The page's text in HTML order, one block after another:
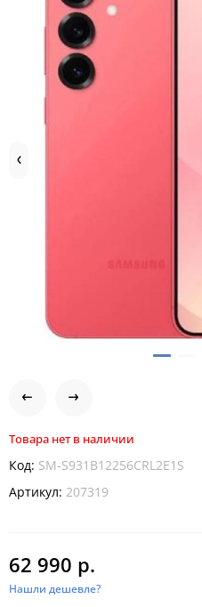
Товара нет в наличии
Код: SM-S931B12256CRL2E1S
Артикул: 207319
62 990 р.
Нашли дешевле?